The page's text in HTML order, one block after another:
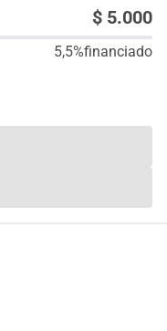
$ 5.000
5,5%financiado